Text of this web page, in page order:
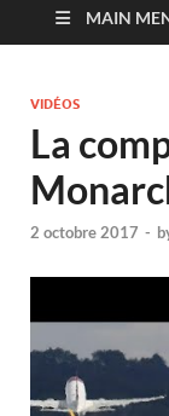
MAIN
VIDÉOS
La
2 octobre 2017 -